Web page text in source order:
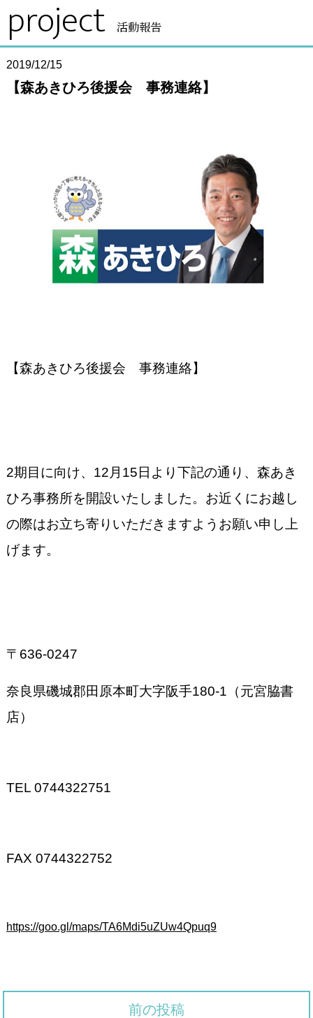
project 活動報告
2019/12/15
【森あきひろ後援会 事務連絡】
【森あきひろ後援会 事務連絡】
2期目に向け、 12 月 15日より下記の通り、森あき
ひろ事務所を開設いたしました。お近くにお越し
の際はお立ち寄りいただきますようお願い申し上
げます。
〒 636-0247
奈良県磯城郡田原本町大字阪手180-1 （元宮脇書
店）
TEL 0744322751
FAX 0744322752
https://goo.gl/maps/TA6Mdi5uZUw4Qpuq9
前の投稿